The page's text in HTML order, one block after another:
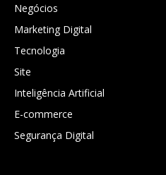
Negócios
Marketing Digital
Tecnologia
Site
Inteligência Artificial
E-commerce
Segurança Digital